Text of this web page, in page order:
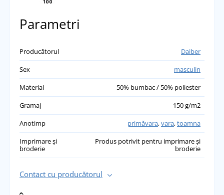
Parametri
Producătorul
Daiber
Sex
masculin
Material
50% bumbac / 50% poliester
Gramaj
150 g/m2
Anotimp
primăvara,vara,toamna
Imprimare și
broderie
Produs potrivit pentru imprimare și
broderie
Contact cu producătorul